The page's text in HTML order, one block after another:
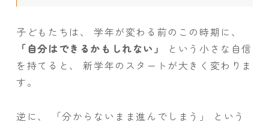
子どもたちは、 学年が変わる前のこの時期に、
「自分はできるかもしれない」
という小さな自信
を持てると、 新学年のスタートが大きく変わりま
す。
逆に、 「分からないまま進んでしまう」 という